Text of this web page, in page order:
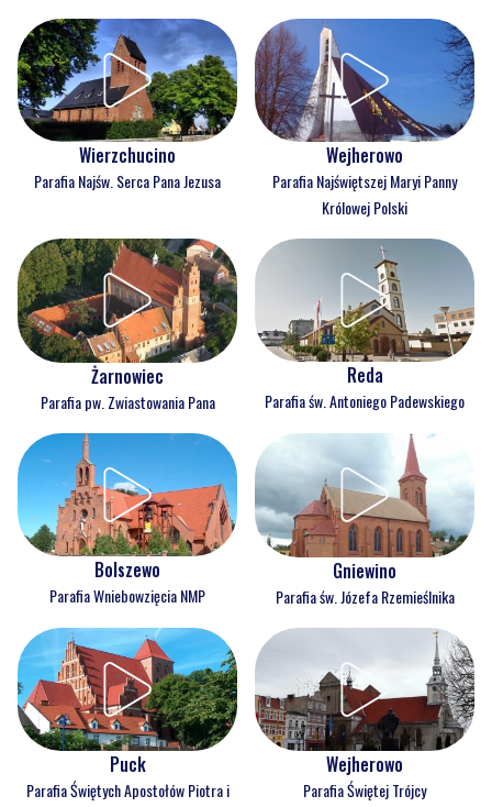
Wierzchucino
Parafia Najśw. Serca Pana Jezusa
Wejherowo
Parafia Najświętszej Maryi Panny
Królowej Polski
Żarnowiec
Parafia pw. Zwiastowania Pana
Reda
Parafia św. Antoniego Padewskiego
Bolszewo
Parafia Wniebowzięcia NMP
Gniewino
Parafia św. Józefa Rzemieślnika
Puck
Parafia Świętych Apostołów Piotra i
Wejherowo
Parafia Świętej Trójcy